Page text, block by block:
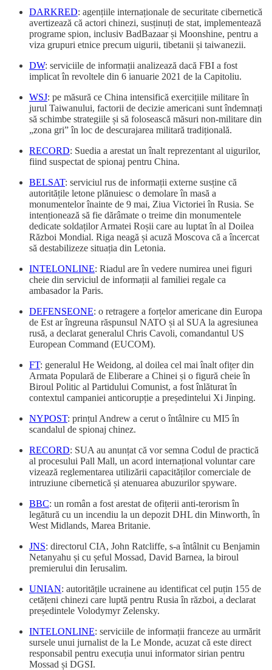
DARKRED: agențiile internaționale de securitate cibernetică
avertizează că actori chinezi, susținuți de stat, implementează
programe spion, inclusiv BadBazaar și Moonshine, pentru a
viza grupuri etnice precum uigurii, tibetanii și taiwanezii.
DW: serviciile de informații analizează dacă FBI a fost
implicat în revoltele din 6 ianuarie 2021 de la Capitoliu.
WSJ: pe măsură ce China intensifică exercițiile militare în
jurul Taiwanului, factorii de decizie americani sunt îndemnați
să schimbe strategiile și să folosească măsuri non-militare din
„zona gri” în loc de descurajarea militară tradițională.
RECORD: Suedia a arestat un înalt reprezentant al uigurilor,
fiind suspectat de spionaj pentru China.
BELSAT: serviciul rus de informații externe susține că
autoritățile letone plănuiesc o demolare în masă a
monumentelor înainte de 9 mai, Ziua Victoriei în Rusia. Se
intenționează să fie dărâmate o treime din monumentele
dedicate soldaților Armatei Roșii care au luptat în al Doilea
Război Mondial. Riga neagă și acuză Moscova că a încercat
să destabilizeze situația din Letonia.
INTELONLINE: Riadul are în vedere numirea unei figuri
cheie din serviciul de informații al familiei regale ca
ambasador la Paris.
DEFENSEONE: o retragere a forțelor americane din Europa
de Est ar îngreuna răspunsul NATO și al SUA la agresiunea
rusă, a declarat generalul Chris Cavoli, comandantul US
European Command (EUCOM).
FT: generalul He Weidong, al doilea cel mai înalt ofițer din
Armata Populară de Eliberare a Chinei și o figură cheie în
Biroul Politic al Partidului Comunist, a fost înlăturat în
contextul campaniei anticorupție a președintelui Xi Jinping.
NYPOST: prințul Andrew a cerut o întâlnire cu MI5 în
scandalul de spionaj chinez.
RECORD: SUA au anunțat că vor semna Codul de practică
al procesului Pall Mall, un acord internațional voluntar care
vizează reglementarea utilizării capacităților comerciale de
intruziune cibernetică și atenuarea abuzurilor spyware.
BBC: un român a fost arestat de ofițerii anti-terorism în
legătură cu un incendiu la un depozit DHL din Minworth, în
West Midlands, Marea Britanie.
JNS: directorul CIA, John Ratcliffe, s-a întâlnit cu Benjamin
Netanyahu și cu șeful Mossad, David Barnea, la biroul
premierului din Ierusalim.
UNIAN: autoritățile ucrainene au identificat cel puțin 155 de
cetățeni chinezi care luptă pentru Rusia în război, a declarat
președintele Volodymyr Zelensky.
INTELONLINE: serviciile de informații franceze au urmărit
sursele unui jurnalist de la Le Monde, acuzat că este direct
responsabil pentru execuția unui informator sirian pentru
Mossad și DGSI.